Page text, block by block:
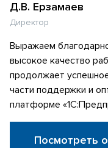
Д.В. Ерзамаев
Директор
Выражаем
высокое качество
продолжает
части поддержки и
платформе
Посмотреть